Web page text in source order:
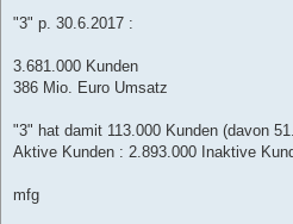
"3" p. 30.6.2017 :
3.681.000 Kunden
386 Mio. Euro Umsatz
"3" hat damit 113.000 Kunden (davon
Aktive Kunden : 2.893.000 Inaktive
mfg